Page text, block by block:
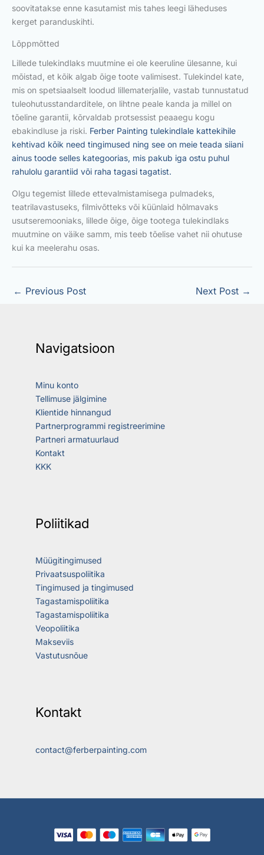
soovitatakse enne kasutamist mis tahes leegi läheduses
kerget paranduskihti.
Lõppmõtted
Lillede tulekindlaks muutmine ei ole keeruline ülesanne, kui
mõistad, et kõik algab õige toote valimisest. Tulekindel kate,
mis on spetsiaalselt loodud lillematerjalile, vastab tunnustatud
tuleohutusstandarditele, on lihtne peale kanda ja millel on
tõeline garantii, kõrvaldab protsessist peaaegu kogu
ebakindluse ja riski. Ferber Painting tulekindlale kattekihile
kehtivad kõik need tingimused ning see on meie teada siiani
ainus toode selles kategoorias, mis pakub iga ostu puhul
rahulolu garantiid või raha tagasi tagatist.
Olgu tegemist lillede ettevalmistamisega pulmadeks,
teatrilavastuseks, filmivõtteks või küünlaid hõlmavaks
usutseremooniaks, lillede õige, õige tootega tulekindlaks
muutmine on väike samm, mis teeb tõelise vahet nii ohutuse
kui ka meelerahu osas.
← Previous Post Next Post →
Navigatsioon
Minu konto
Tellimuse jälgimine
Klientide hinnangud
Partnerprogrammi registreerimine
Partneri armatuurlaud
Kontakt
KKK
Poliitikad
Müügitingimused
Privaatsuspoliitika
Tingimused ja tingimused
Tagastamispoliitika
Tagastamispoliitika
Veopoliitika
Makseviis
Vastutusnõue
Kontakt
contact@ferberpainting.com